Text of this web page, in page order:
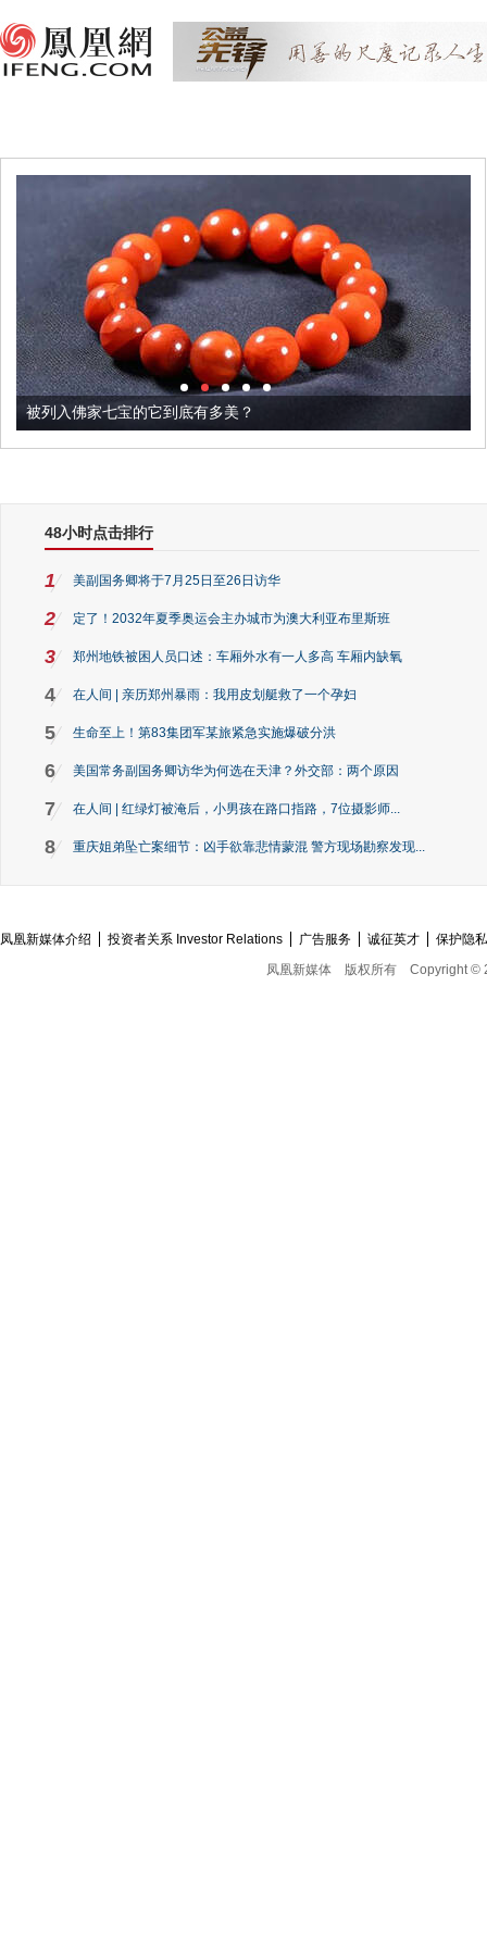
被列入佛家七宝的它到底有多美？
48小时点击排行
1 美副国务卿将于7月25日至26日访华
2 定了！2032年夏季奥运会主办城市为澳大利亚布里斯班
3 郑州地铁被困人员口述：车厢外水有一人多高 车厢内缺氧
4 在人间 | 亲历郑州暴雨：我用皮划艇救了一个孕妇
5 生命至上！第83集团军某旅紧急实施爆破分洪
6 美国常务副国务卿访华为何选在天津？外交部：两个原因
7 在人间 | 红绿灯被淹后，小男孩在路口指路，7位摄影师...
8 重庆姐弟坠亡案细节：凶手欲靠悲情蒙混 警方现场勘察发现...
凤凰新媒体介绍 投资者关系 Investor Relations 广告服务 诚征英才
保护隐
凤凰新媒体
版权所有 Copyright ©